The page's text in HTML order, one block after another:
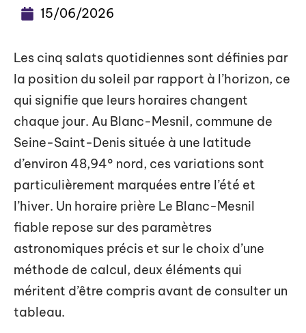
15/06/2026
Les cinq salats quotidiennes sont définies par
la position du soleil par rapport à l’horizon, ce
qui signifie que leurs horaires changent
chaque jour. Au Blanc-Mesnil, commune de
Seine-Saint-Denis située à une latitude
d’environ 48,94° nord, ces variations sont
particulièrement marquées entre l’été et
l’hiver. Un horaire prière Le Blanc-Mesnil
fiable repose sur des paramètres
astronomiques précis et sur le choix d’une
méthode de calcul, deux éléments qui
méritent d’être compris avant de consulter un
tableau.